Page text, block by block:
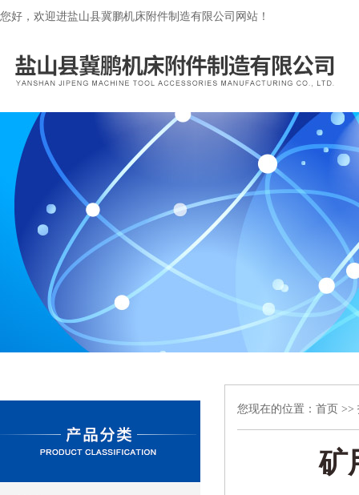
您好，欢迎进盐山县冀鹏机床附件制造有限公司网站！
您现在的位置： 首页 >>
矿